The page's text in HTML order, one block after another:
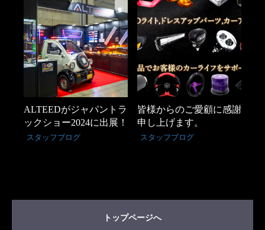
ALTEEDがジャパントラ
ックショー2024に出展！
スタッフブログ
皆様からのご愛顧に感謝
申し上げます。
スタッフブログ
トップページへ